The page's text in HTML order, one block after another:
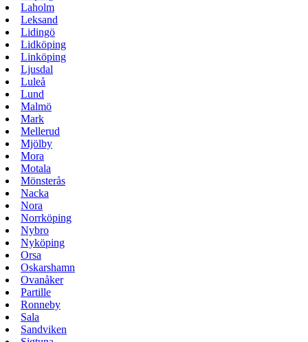
Laholm
Leksand
Lidingö
Lidköping
Linköping
Ljusdal
Luleå
Lund
Malmö
Mark
Mellerud
Mjölby
Mora
Motala
Mönsterås
Nacka
Nora
Norrköping
Nybro
Nyköping
Orsa
Oskarshamn
Ovanåker
Partille
Ronneby
Sala
Sandviken